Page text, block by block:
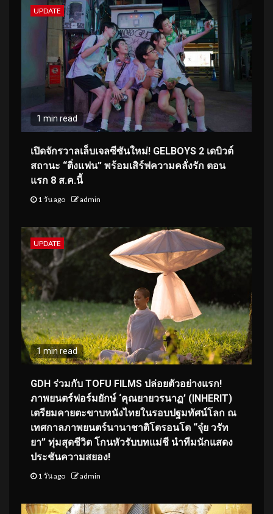
UPDATE
1 min read
เปิดจักรวาลเล็บเจลซีซันใหม่! GELBOYS 2 เดบิวต์
สถานะ “ติ่งแฟน” พร้อมเสิร์ฟความคลั่งรัก ตอน
แรก 8 ส.ค.นี้
1 วัน ago admin
UPDATE
1 min read
GDH ร่วมกับ TOFU FILMS ปล่อยตัวอย่างแรก!
ภาพยนตร์ฟอร์มยักษ์ ‘คุณยายวรนาฏ’ (INHERIT)
เตรียมคายตะขาบหนังไทยในรอบปฐมทัศน์โลก ณ
เทศกาลภาพยนตร์นานาชาติโตรอนโต “จุ๋ย วรัท
ยา” ทุ่มสุดชีวิต โกนหัวรับบทแม่ชี นำทีมนักแสดง
ประชันความสยอง!
1 วัน ago admin